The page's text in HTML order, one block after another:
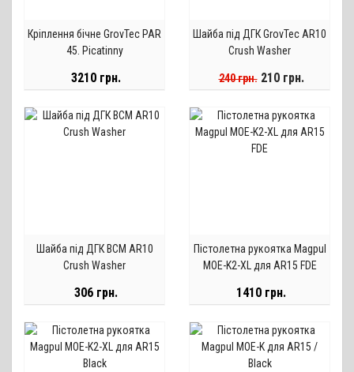
Кріплення бічне GrovTec PAR
45. Picatinny
3210 грн.
Шайба під ДГК GrovTec AR10
Crush Washer
240 грн. 210 грн.
Шайба під ДГК BCM AR10
Crush Washer
306 грн.
Пістолетна рукоятка Magpul
MOE-K2-XL для AR15 FDE
1410 грн.